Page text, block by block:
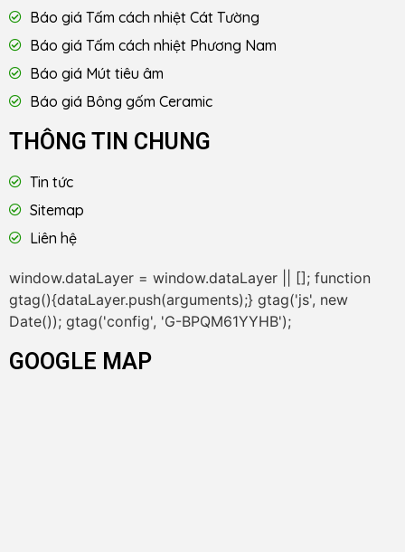
Báo giá Tấm cách nhiệt Cát Tường
Báo giá Tấm cách nhiệt Phương Nam
Báo giá Mút tiêu âm
Báo giá Bông gốm Ceramic
THÔNG TIN CHUNG
Tin tức
Sitemap
Liên hệ
window.dataLayer = window.dataLayer || []; function
gtag(){dataLayer.push(arguments);} gtag('js', new
Date()); gtag('config', 'G-BPQM61YYHB');
GOOGLE MAP